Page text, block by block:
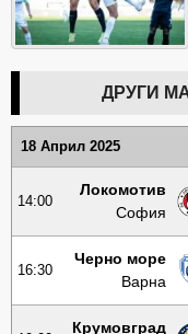
ДРУГИ
18 Април 2025
14:00
Локомотив
София
16:30
Черно море
Варна
Крумовград